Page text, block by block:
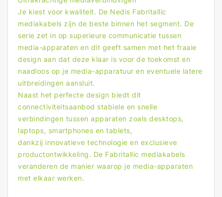
Je kiest voor kwaliteit. De Nedis Fabritallic
mediakabels zijn de beste binnen het segment. De
serie zet in op superieure communicatie tussen
media-apparaten en dit geeft samen met het fraaie
design aan dat deze klaar is voor de toekomst en
naadloos op je media-apparatuur en eventuele latere
uitbreidingen aansluit.
Naast het perfecte design biedt dit
connectiviteitsaanbod stabiele en snelle
verbindingen tussen apparaten zoals desktops,
laptops, smartphones en tablets,
dankzij innovatieve technologie en exclusieve
productontwikkeling. De Fabritallic mediakabels
veranderen de manier waarop je media-apparaten
met elkaar werken.